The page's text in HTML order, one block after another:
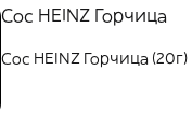
Сос HEINZ Горчица
Сос HEINZ Горчица (20г)